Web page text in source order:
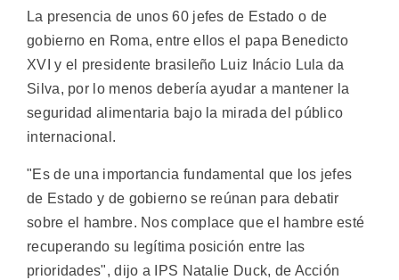
La presencia de unos 60 jefes de Estado o de
gobierno en Roma, entre ellos el papa Benedicto
XVI y el presidente brasileño Luiz Inácio Lula da
Silva, por lo menos debería ayudar a mantener la
seguridad alimentaria bajo la mirada del público
internacional.
"Es de una importancia fundamental que los jefes
de Estado y de gobierno se reúnan para debatir
sobre el hambre. Nos complace que el hambre esté
recuperando su legítima posición entre las
prioridades", dijo a IPS Natalie Duck, de Acción